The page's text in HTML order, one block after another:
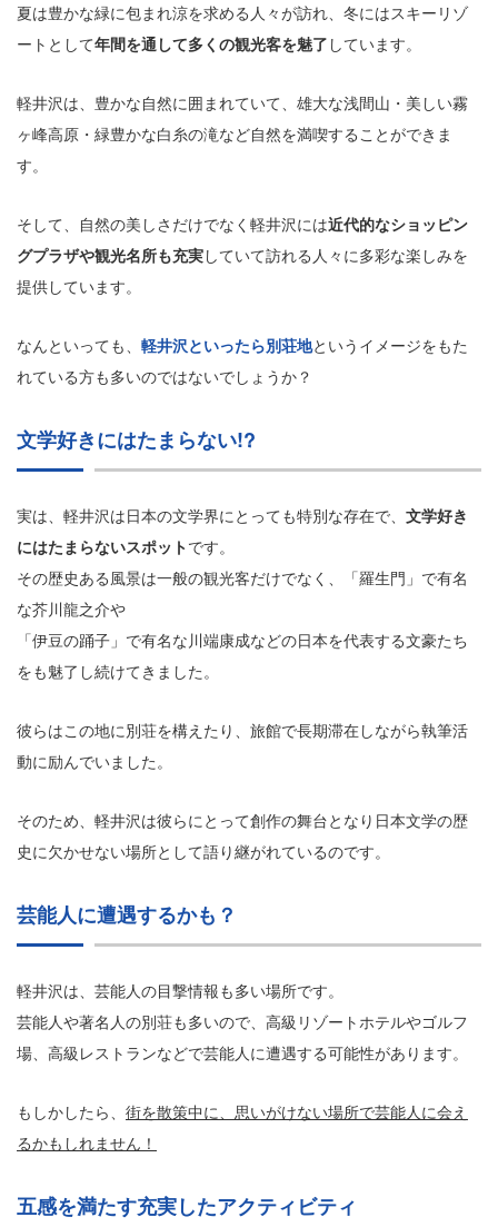
夏は豊かな緑に包まれ涼を求める人々が訪れ、冬にはスキーリゾ
ートとして年間を通して多くの観光客を魅了 しています。
軽井沢は、豊かな自然に囲まれていて、雄大な浅間山・美しい霧
ヶ峰高原・緑豊かな白糸の滝など自然を満喫することができま
す。
そして、自然の美しさだけでなく軽井沢には近代的なショッピン
グプラザや観光名所も充実していて訪れる人々に多彩な楽しみを
提供しています。
なんといっても、 軽井沢といったら別荘地というイメージをもた
れている方も多いのではないでしょうか？
文学好きにはたまらない!?
実は、軽井沢は日本の文学界にとっても特別な存在で、 文学好き
にはたまらないスポットです。
その歴史ある風景は一般の観光客だけでなく、「羅生門」で有名
な芥川龍之介や
「伊豆の踊子」で有名な川端康成などの日本を代表する文豪たち
をも魅了し続けてきました。
彼らはこの地に別荘を構えたり、旅館で長期滞在しながら執筆活
動に励んでいました。
そのため、軽井沢は彼らにとって創作の舞台となり日本文学の歴
史に欠かせない場所として語り継がれているのです。
芸能人に遭遇するかも？
軽井沢は、芸能人の目撃情報も多い場所です。
芸能人や著名人の別荘も多いので、高級リゾートホテルやゴルフ
場、高級レストランなどで芸能人に遭遇する可能性があります。
もしかしたら、 街を散策中に、思いがけない場所で芸能人に会え
るかもしれません！
五感を満たす充実したアクティビティ